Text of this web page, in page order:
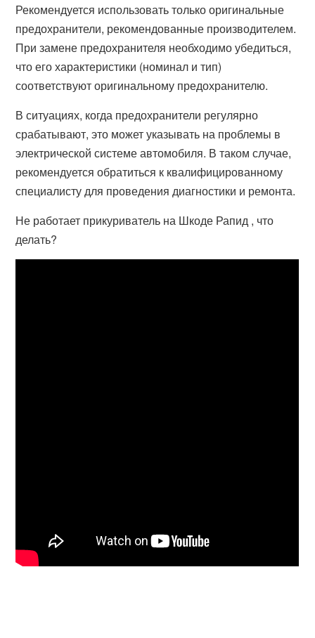
Рекомендуется использовать только оригинальные
предохранители, рекомендованные производителем.
При замене предохранителя необходимо убедиться,
что его характеристики (номинал и тип)
соответствуют оригинальному предохранителю.
В ситуациях, когда предохранители регулярно
срабатывают, это может указывать на проблемы в
электрической системе автомобиля. В таком случае,
рекомендуется обратиться к квалифицированному
специалисту для проведения диагностики и ремонта.
Не работает прикуриватель на Шкоде Рапид , что
делать?